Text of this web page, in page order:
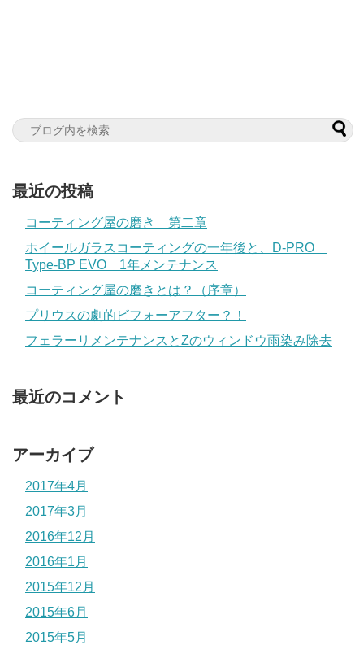
最近の投稿
コーティング屋の磨き 第二章
ホイールガラスコーティングの一年後と、D-PRO
Type-BP EVO 1年メンテナンス
コーティング屋の磨きとは？（序章）
プリウスの劇的ビフォーアフター？！
フェラーリメンテナンスとZのウィンドウ雨染み除去
最近のコメント
アーカイブ
2017年4月
2017年3月
2016年12月
2016年1月
2015年12月
2015年6月
2015年5月